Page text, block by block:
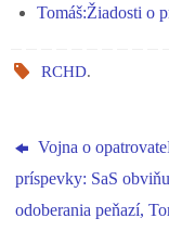
Tomáš:Žiadosti o
RCHD.
Vojna o
príspevky: SaS
odoberania peňazí,